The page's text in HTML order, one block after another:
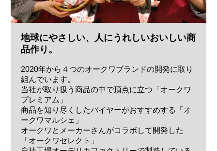
地球にやさしい、人にうれしいおいしい商
品作り。
2020年から４つのオークワブランドの開発に取り
組んでいます。
当社が取り扱う商品の中で頂点に立つ「オークワ
プレミアム」
商品を知り尽くしたバイヤーがおすすめする「オ
ークワマルシェ」
オークワとメーカーさんがコラボして開発した
「オークワセレクト」